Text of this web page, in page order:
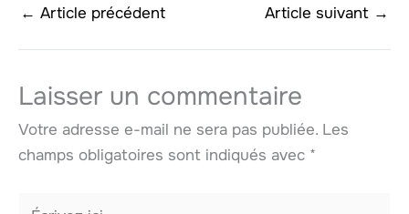
← Article précédent Article suivant →
Laisser un commentaire
Votre adresse e-mail ne sera pas publiée. Les
champs obligatoires sont indiqués avec *
Écrivez